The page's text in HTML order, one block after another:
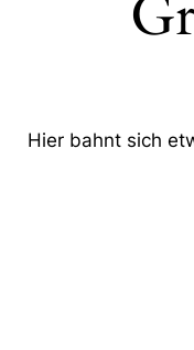
Hier bahnt sich